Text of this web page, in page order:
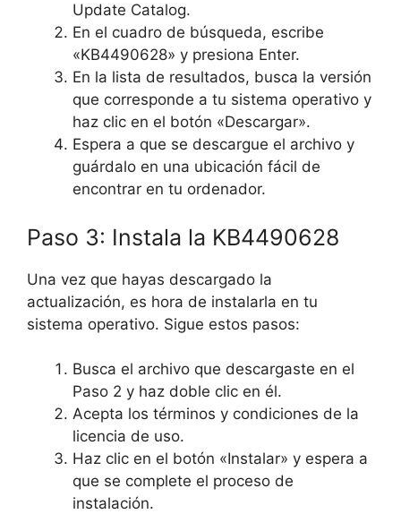
Update Catalog.
En el cuadro de búsqueda, escribe
«KB4490628» y presiona Enter.
En la lista de resultados, busca la versión
que corresponde a tu sistema operativo y
haz clic en el botón «Descargar».
Espera a que se descargue el archivo y
guárdalo en una ubicación fácil de
encontrar en tu ordenador.
Paso 3: Instala la KB4490628
Una vez que hayas descargado la
actualización, es hora de instalarla en tu
sistema operativo. Sigue estos pasos:
Busca el archivo que descargaste en el
Paso 2 y haz doble clic en él.
Acepta los términos y condiciones de la
licencia de uso.
Haz clic en el botón «Instalar» y espera a
que se complete el proceso de
instalación.